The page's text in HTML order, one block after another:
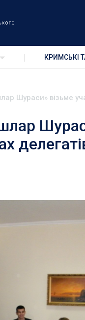
КРИМСЬКІ
Шураси» візьме